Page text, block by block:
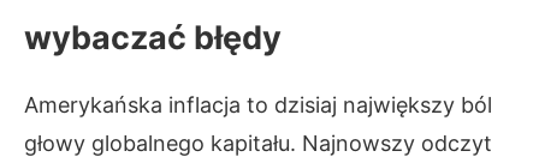
wybaczać błędy
Amerykańska inflacja to dzisiaj największy ból
głowy globalnego kapitału. Najnowszy odczyt